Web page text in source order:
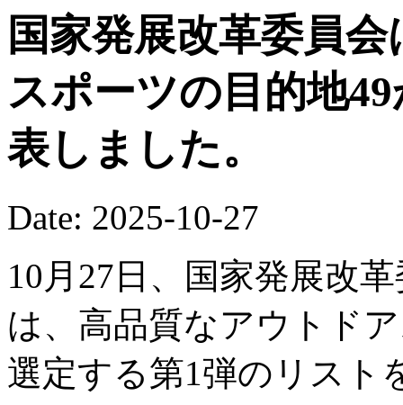
国家発展改革委員
スポーツの目的地
表しました。
Date: 2025-10-27
10月27日、国家発展改
は、高品質なアウトド
選定する第1弾のリスト